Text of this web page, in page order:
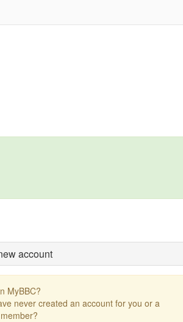
account
MyBBC?
never created an account for you or a